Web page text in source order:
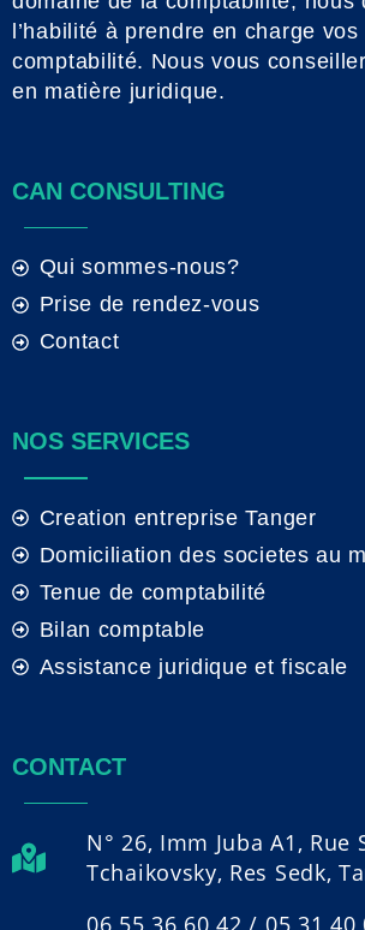
l’habilité à prendre en charge
comptabilité. Nous vous
en matière juridique.
CAN CONSULTING
Qui sommes-nous?
Prise de rendez-vous
Contact
NOS SERVICES
Creation entreprise Tanger
Domiciliation des societes au
Tenue de comptabilité
Bilan comptable
Assistance juridique et fiscale
CONTACT
N° 26, Imm Juba A1, Rue
Tchaikovsky, Res Sedk,
06 55 36 60 42 / 05 31 40